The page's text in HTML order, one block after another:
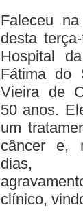
Faleceu
desta
Hospital
Fátima do
Vieira de
50 anos.
um
câncer e,
dias,
clínico,